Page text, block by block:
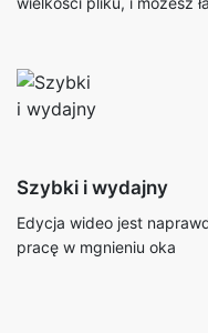
pracę w mgnieniu oka